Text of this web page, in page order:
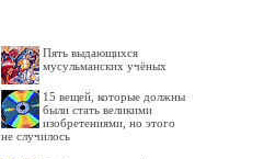
Пять выдающихся
мусульманских учёных
15 вещей, которые должны
были стать великими
изобретениями, но этого
не случилось